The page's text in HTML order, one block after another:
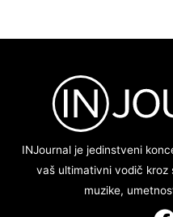
INJournal je jedinstveni
vaš ultimativni vodič
muzike,